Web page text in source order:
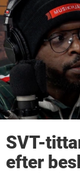
SVT-
efter